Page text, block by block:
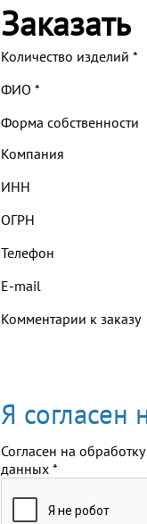
Заказать
Количество изделий *
ФИО *
Форма собственности
Компания
ИНН
ОГРН
Телефон
E-mail
Комментарии к заказу
Я согласен
Согласен на обработку
данных *